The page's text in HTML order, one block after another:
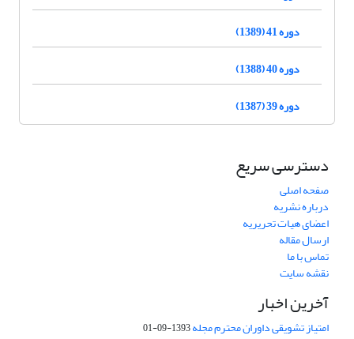
دوره 41 (1389)
دوره 40 (1388)
دوره 39 (1387)
دسترسی سریع
صفحه اصلی
درباره نشریه
اعضای هیات تحریریه
ارسال مقاله
تماس با ما
نقشه سایت
آخرین اخبار
امتیاز تشویقی داوران محترم مجله1393-09-01